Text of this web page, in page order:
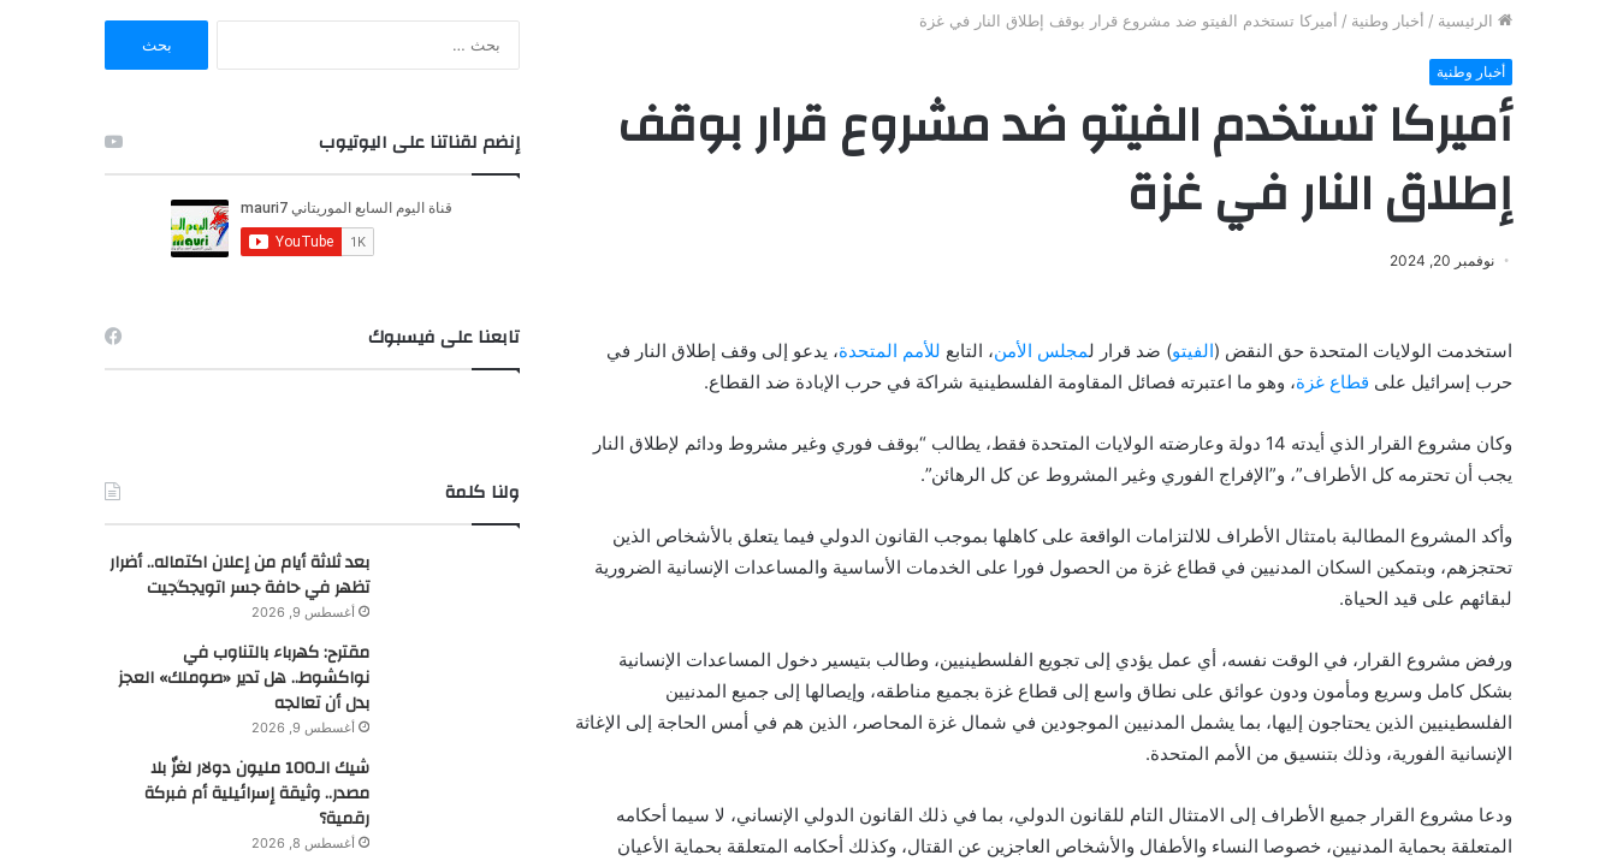
الرئيسية / أخبار وطنية / أميركا تستخدم الفيتو ضد مشروع قرار بوقف إطلاق النار في غزة
أخبار وطنية
أميركا تستخدم الفيتو ضد مشروع قرار بوقف
إطلاق النار في غزة
نوفمبر 20, 2024
استخدمت الولايات المتحدة حق النقض (الفيتو) ضد قرار لمجلس الأمن، التابع للأمم المتحدة، يدعو إلى وقف إطلاق النار في
حرب إسرائيل على قطاع غزة، وهو ما اعتبرته فصائل المقاومة الفلسطينية شراكة في حرب الإبادة ضد القطاع.
وكان مشروع القرار الذي أيدته 14 دولة وعارضته الولايات المتحدة فقط، يطالب “بوقف فوري وغير مشروط ودائم لإطلاق النار
يجب أن تحترمه كل الأطراف”، و”الإفراج الفوري وغير المشروط عن كل الرهائن”.
وأكد المشروع المطالبة بامتثال الأطراف للالتزامات الواقعة على كاهلها بموجب القانون الدولي فيما يتعلق بالأشخاص الذين
تحتجزهم، وبتمكين السكان المدنيين في قطاع غزة من الحصول فورا على الخدمات الأساسية والمساعدات الإنسانية الضرورية
لبقائهم على قيد الحياة.
ورفض مشروع القرار، في الوقت نفسه، أي عمل يؤدي إلى تجويع الفلسطينيين، وطالب بتيسير دخول المساعدات الإنسانية
بشكل كامل وسريع ومأمون ودون عوائق على نطاق واسع إلى قطاع غزة بجميع مناطقه، وإيصالها إلى جميع المدنيين
الفلسطينيين الذين يحتاجون إليها، بما يشمل المدنيين الموجودين في شمال غزة المحاصر، الذين هم في أمس الحاجة إلى الإغاثة
الإنسانية الفورية، وذلك بتنسيق من الأمم المتحدة.
ودعا مشروع القرار جميع الأطراف إلى الامتثال التام للقانون الدولي، بما في ذلك القانون الدولي الإنساني، لا سيما أحكامه
المتعلقة بحماية المدنيين، خصوصا النساء والأطفال والأشخاص العاجزين عن القتال، وكذلك أحكامه المتعلقة بحماية الأعيان
:
إنضم لقناتنا على اليوتيوب
تابعنا على فيسبوك
ولنا كلمة
بعد ثلاثة أيام من إعلان اكتماله.. أضرار
تظهر في حافة جسر اتويجگجيت
أغسطس 9, 2026
مقترح: كهرباء بالتناوب في
نواكشوط.. هل تدير «صوملك» العجز
بدل أن تعالجه
أغسطس 9, 2026
شيك الـ100 مليون دولار لغزٌ بلا
مصدر.. وثيقة إسرائيلية أم فبركة
رقمية؟
أغسطس 8, 2026